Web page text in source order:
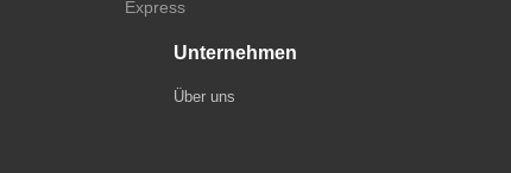
Unternehmen
Über uns